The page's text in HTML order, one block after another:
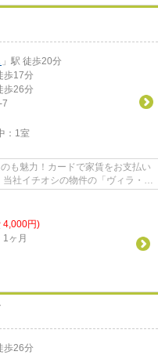
」駅 徒歩20分
歩17分
歩26分
7
： 1室
も魅力！カードで家賃をお支払い
社イチオシの物件の「ヴィラ・ウ
4,000円)
ヶ月
歩26分